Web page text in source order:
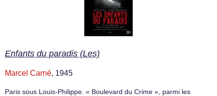
Enfants du paradis (Les)
Marcel Carné, 1945
Paris sous Louis-Philippe. « Boulevard du Crime », parmi les